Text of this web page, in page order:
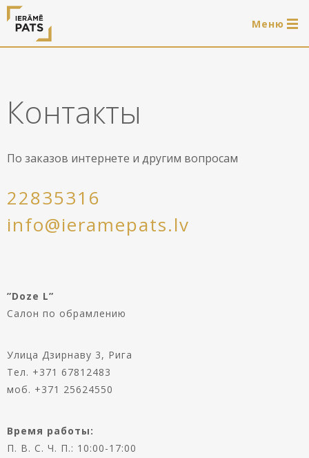
Mеню
Системы для подвешивания картин
Готовые деревянные рамы
Деревянные рамы
Паспарту
Портфолио
Рамы
Стекло
Как совершить покупку
О нас
Доставка и оплата
Контакты
По заказов интернете и другим вопросам
22835316
info@ieramepats.lv
”Doze L”
Салон по обрамлению
Улица Дзирнаву 3, Рига
Тел. +371 67812483
моб. +371 25624550
Время работы:
П. В. С. Ч. П.: 10:00-17:00